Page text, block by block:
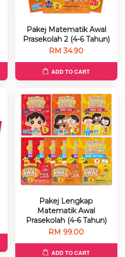
Pakej Matematik Awal
Prasekolah 2 (4-6 Tahun)
RM 34.90
ADD TO CART
Pakej Lengkap
Matematik Awal
Prasekolah (4-6 Tahun)
RM 99.00
ADD TO CART